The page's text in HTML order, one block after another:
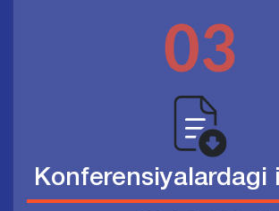
03
Konferensiyalardagi